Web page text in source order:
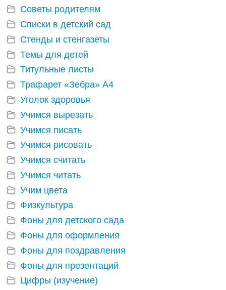
Советы родителям
Списки в детский сад
Стенды и стенгазеты
Темы для детей
Титульные листы
Трафарет «Зебра» А4
Уголок здоровья
Учимся вырезать
Учимся писать
Учимся рисовать
Учимся считать
Учимся читать
Учим цвета
Физкультура
Фоны для детского сада
Фоны для оформления
Фоны для поздравления
Фоны для презентаций
Цифры (изучение)